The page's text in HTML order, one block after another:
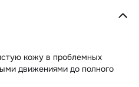
кожу в проблемных
движениями до полного